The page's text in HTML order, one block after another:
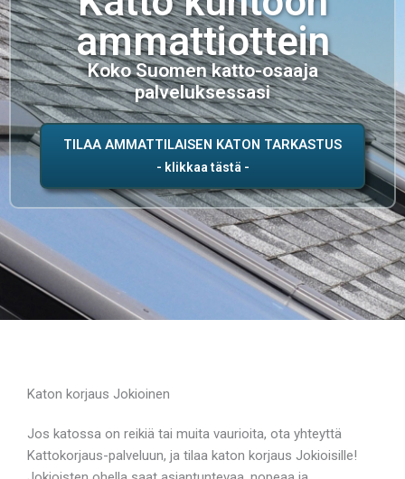
ammattiottein
Koko Suomen katto-osaaja
palveluksessasi
TILAA AMMATTILAISEN KATON TARKASTUS
Katon korjaus Jokioinen
Jos katossa on reikiä tai muita vaurioita, ota yhteyttä
Kattokorjaus-palveluun, ja tilaa katon korjaus Jokioisille!